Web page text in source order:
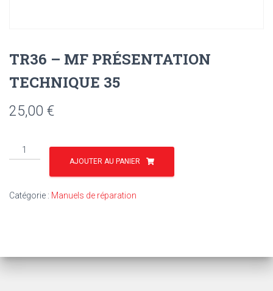
TR36 – MF PRÉSENTATION
TECHNIQUE 35
25,00 €
quantité
de
MF
AJOUTER AU PANIER
Catégorie : Manuels de réparation